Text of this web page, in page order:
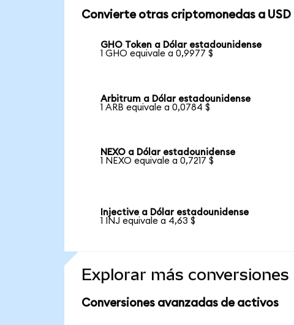
Convierte otras criptomonedas a USD
GHO Token a Dólar estadounidense
1 GHO equivale a 0,9977 $
Arbitrum a Dólar estadounidense
1 ARB equivale a 0,0784 $
NEXO a Dólar estadounidense
1 NEXO equivale a 0,7217 $
Injective a Dólar estadounidense
1 INJ equivale a 4,63 $
Explorar más conversiones
Conversiones avanzadas de activos